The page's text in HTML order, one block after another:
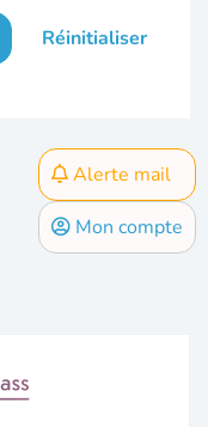
Réinitialiser
Alerte mail
Mon compte